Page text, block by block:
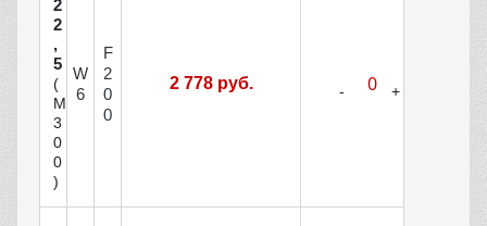
2
2
,
5
(
М
3
0
0
)
W
6
F
2
0
0
2 778 руб.